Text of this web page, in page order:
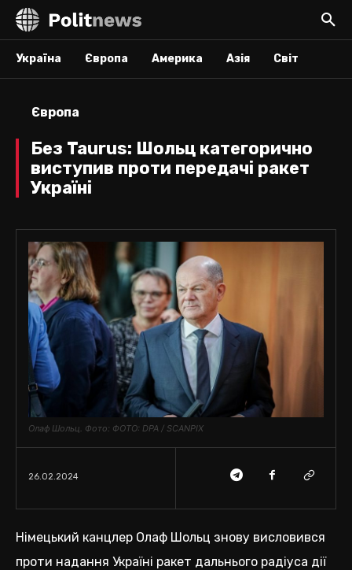
Україна Європа Америка Азія Світ
Європа
Без Taurus: Шольц категорично
виступив проти передачі ракет
Україні
Олаф Шольц. Фото: ФОТО: DPA / SCANPIX
26.02.2024
Німецький канцлер Олаф Шольц знову висловився
проти надання Україні ракет дальнього радіуса дії